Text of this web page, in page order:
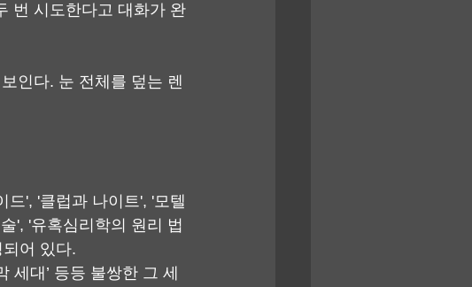
번 시도한다고 대화가 완
인다. 눈 전체를 덮는 렌
드', '클럽과 나이트', '모텔
', '유혹심리학의 원리 법
어 있다.
세대’ 등등 불쌍한 그 세